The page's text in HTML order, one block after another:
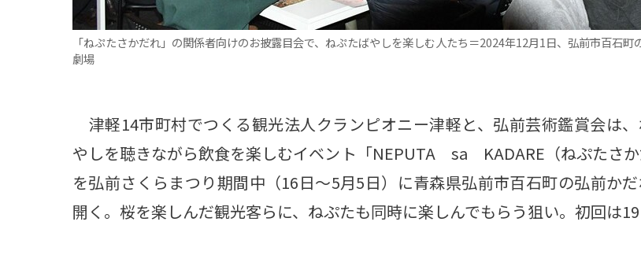
「ねぷたさかだれ」の関係者向けのお披露目会で、ねぷたばやしを楽しむ人たち＝2024年12月1日、弘前市百石町
劇場
津軽14市町村でつくる観光法人クランピオニー津軽と、弘前芸術鑑賞会は
やしを聴きながら飲食を楽しむイベント「NEPUTA sa KADARE（ねぷたさか
を弘前さくらまつり期間中（16日～5月5日）に青森県弘前市百石町の弘前か
開く。桜を楽しんだ観光客らに、ねぷたも同時に楽しんでもらう狙い。初回は19